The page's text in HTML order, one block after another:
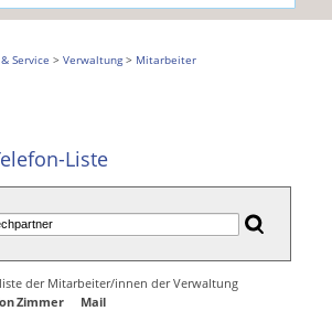
Service > Verwaltung> Mitarbeiter
Liste
der Mitarbeiter/innen der Verwaltung
Zimmer
Mail